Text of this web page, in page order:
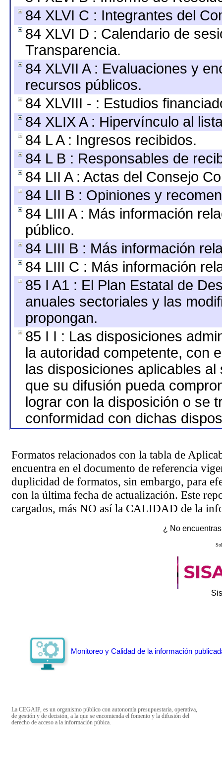
84 XLVI C : Integrantes del
84 XLVI D : Calendario de
Transparencia.
84 XLVII A : Evaluaciones y
recursos públicos.
84 XLVIII - : Estudios
84 XLIX A : Hipervínculo al
84 L A : Ingresos recibidos.
84 L B : Responsables de
84 LII A : Actas del Consejo
84 LII B : Opiniones y
84 LIII A : Más información
público.
84 LIII B : Más información
84 LIII C : Más información
85 I A1 : El Plan Estatal de
anuales sectoriales y las
propongan.
85 I I : Las disposiciones
la autoridad competente, con
las disposiciones aplicables
que su difusión pueda
lograr con la disposición o se
conformidad con dichas
Formatos relacionados con la tabla de
encuentra en el documento de referencia
duplicidad de formatos, sin embargo, para
con la última fecha de actualización. Este
cargados, más NO así la CALIDAD de la
¿ No
Monitoreo y Calidad de la información
La CEGAIP, es un organismo público con autonomía presupuestaria, operativa,
de gestión y de decisión, a la que se encomienda el fomento y la difusión del
derecho de acceso a la información púbica.